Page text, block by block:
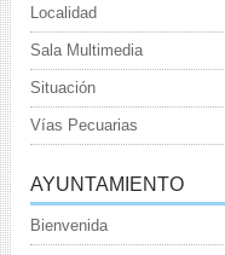
Localidad
Sala Multimedia
Situación
Vías Pecuarias
AYUNTAMIENTO
Bienvenida